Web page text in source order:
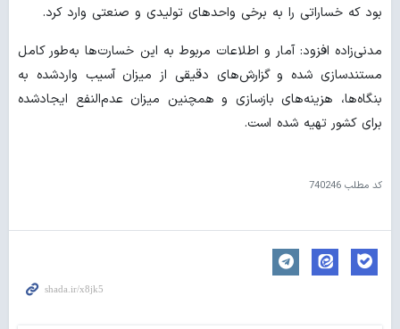
بود که خساراتی را به برخی واحدهای تولیدی و صنعتی وارد کرد.
مدنی‌زاده افزود: آمار و اطلاعات مربوط به این خسارت‌ها به‌طور کامل
مستندسازی شده و گزارش‌های دقیقی از میزان آسیب واردشده به
بنگاه‌ها، هزینه‌های بازسازی و همچنین میزان عدم‌النفع ایجادشده
برای کشور تهیه شده است.
کد مطلب 740246